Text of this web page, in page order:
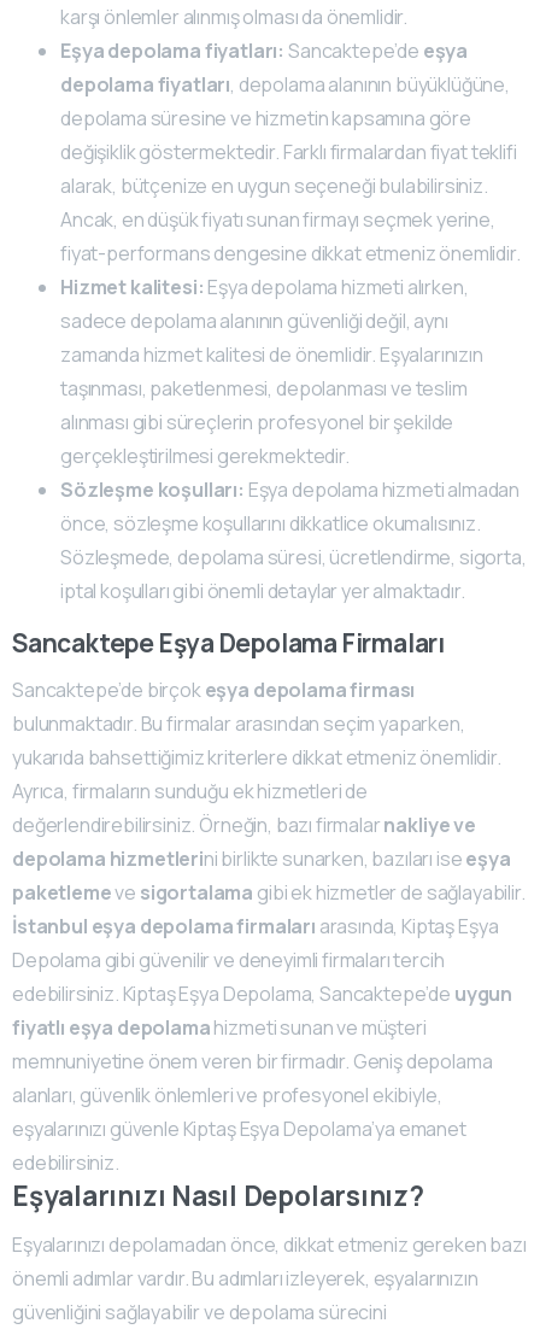
karşı önlemler alınmış olması da önemlidir.
Eşya depolama fiyatları: Sancaktepe’de eşya
depolama fiyatları, depolama alanının büyüklüğüne,
depolama süresine ve hizmetin kapsamına göre
değişiklik göstermektedir. Farklı firmalardan fiyat teklifi
alarak, bütçenize en uygun seçeneği bulabilirsiniz.
Ancak, en düşük fiyatı sunan firmayı seçmek yerine,
fiyat-performans dengesine dikkat etmeniz önemlidir.
Hizmet kalitesi: Eşya depolama hizmeti alırken,
sadece depolama alanının güvenliği değil, aynı
zamanda hizmet kalitesi de önemlidir. Eşyalarınızın
taşınması, paketlenmesi, depolanması ve teslim
alınması gibi süreçlerin profesyonel bir şekilde
gerçekleştirilmesi gerekmektedir.
Sözleşme koşulları: Eşya depolama hizmeti almadan
önce, sözleşme koşullarını dikkatlice okumalısınız.
Sözleşmede, depolama süresi, ücretlendirme, sigorta,
iptal koşulları gibi önemli detaylar yer almaktadır.
Sancaktepe Eşya Depolama Firmaları
Sancaktepe’de birçokeşya depolama firması
bulunmaktadır. Bu firmalar arasından seçim yaparken,
yukarıda bahsettiğimiz kriterlere dikkat etmeniz önemlidir.
Ayrıca, firmaların sunduğu ek hizmetleri de
değerlendirebilirsiniz. Örneğin, bazı firmalarnakliye ve
depolama hizmetlerini birlikte sunarken, bazıları iseeşya
paketlemeve sigortalama gibi ek hizmetler de sağlayabilir.
İstanbul eşya depolama firmaları arasında, Kiptaş Eşya
Depolama gibi güvenilir ve deneyimli firmaları tercih
edebilirsiniz. Kiptaş Eşya Depolama, Sancaktepe’de uygun
fiyatlı eşya depolamahizmeti sunan ve müşteri
memnuniyetine önem veren bir firmadır. Geniş depolama
alanları, güvenlik önlemleri ve profesyonel ekibiyle,
eşyalarınızı güvenle Kiptaş Eşya Depolama’ya emanet
edebilirsiniz.
Eşyalarınızı Nasıl Depolarsınız?
Eşyalarınızı depolamadan önce, dikkat etmeniz gereken bazı
önemli adımlar vardır. Bu adımları izleyerek, eşyalarınızın
güvenliğini sağlayabilir ve depolama sürecini